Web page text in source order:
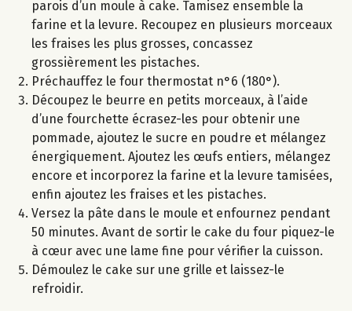
parois d’un moule à cake. Tamisez ensemble la
farine et la levure. Recoupez en plusieurs morceaux
les fraises les plus grosses, concassez
grossièrement les pistaches.
Préchauffez le four thermostat n°6 (180°).
Découpez le beurre en petits morceaux, à l’aide
d’une fourchette écrasez-les pour obtenir une
pommade, ajoutez le sucre en poudre et mélangez
énergiquement. Ajoutez les œufs entiers, mélangez
encore et incorporez la farine et la levure tamisées,
enfin ajoutez les fraises et les pistaches.
Versez la pâte dans le moule et enfournez pendant
50 minutes. Avant de sortir le cake du four piquez-le
à cœur avec une lame fine pour vérifier la cuisson.
Démoulez le cake sur une grille et laissez-le
refroidir.